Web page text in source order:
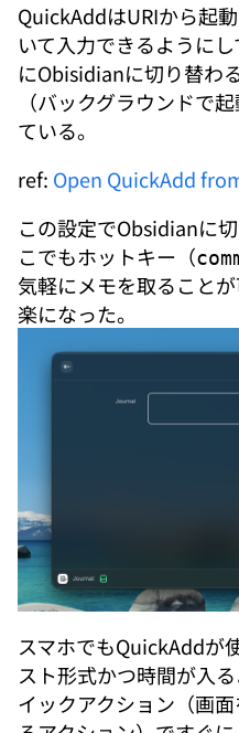
QuickAddはURIから起
いて入力できるように
にObisidianに切り替わ
（バックグラウンドで
ている。
ref: Open QuickAdd
この設定でObsidianに
こでもホットキー（
気軽にメモを取ること
楽になった。
スマホでもQuickAddが
スト形式かつ時間が入
イックアクション（画